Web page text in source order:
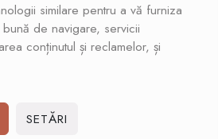
de Mare
similare pentru a vă furniza
de navigare, servicii
conținutul și reclamelor, și
SETĂRI